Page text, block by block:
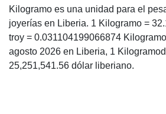
Kilogramo es una unidad para el
joyerías en Liberia. 1 Kilogramo =
troy = 0.031104199066874
agosto 2026 en Liberia, 1
25,251,541.56 dólar liberiano.